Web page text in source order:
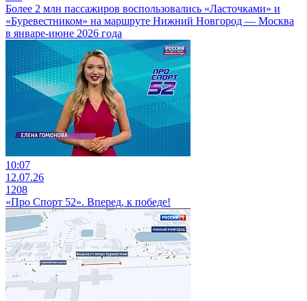
Более 2 млн пассажиров воспользовались «Ласточками» и
«Буревестником» на маршруте Нижний Новгород — Москва
в январе-июне 2026 года
10:07
12.07.26
1208
«Про Спорт 52». Вперед, к победе!